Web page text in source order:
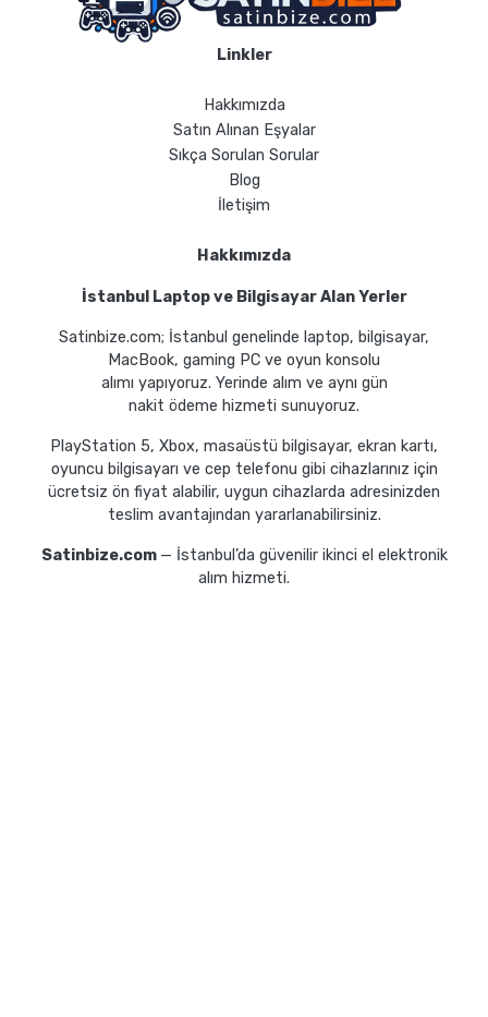
Linkler
Hakkımızda
Satın Alınan Eşyalar
Sıkça Sorulan Sorular
Blog
İletişim
Hakkımızda
İstanbul Laptop ve Bilgisayar Alan Yerler
Satinbize.com; İstanbul genelinde laptop, bilgisayar,
MacBook, gaming PC ve oyun konsolu
alımı yapıyoruz. Yerinde alım ve aynı gün
nakit ödeme hizmeti sunuyoruz.
PlayStation 5, Xbox, masaüstü bilgisayar, ekran kartı,
oyuncu bilgisayarı ve cep telefonu gibi cihazlarınız için
ücretsiz ön fiyat alabilir, uygun cihazlarda adresinizden
teslim avantajından yararlanabilirsiniz.
Satinbize.com — İstanbul’da güvenilir ikinci el elektronik
alım hizmeti.